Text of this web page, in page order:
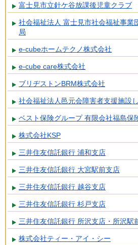
富士見市立針ケ谷放課後児童クラブ
社会福祉法人 富士見市社会福祉事業
局
e-cubeホームテクノ株式会社
e-cube care株式会社
ブリヂストンBRM株式会社
社会福祉法人邑元会障害者支援施設
ベスト保険グループ 有限会社福島保
株式会社KSP
三井住友信託銀行 浦和支店
三井住友信託銀行 大宮駅前支店
三井住友信託銀行 越谷支店
三井住友信託銀行 杉戸支店
三井住友信託銀行 所沢支店・所沢駅
株式会社ティー・アイ・シー